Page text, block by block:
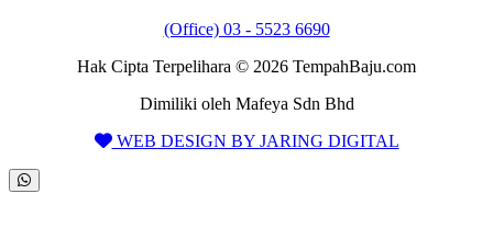
(Office) 03 - 5523 6690
Hak Cipta Terpelihara © 2026 TempahBaju.com
Dimiliki oleh Mafeya Sdn Bhd
WEB DESIGN BY JARING DIGITAL